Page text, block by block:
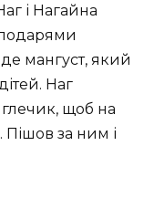
і Нагайна
мангуст, який
Наг
глечик, щоб на
за ним і